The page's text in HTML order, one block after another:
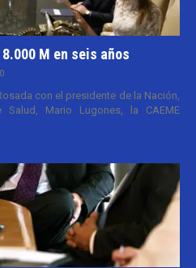
M en seis años
con el presidente de la Nación,
Mario Lugones, la CAEME